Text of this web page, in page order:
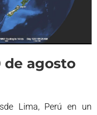
de agosto
Lima, Perú en un